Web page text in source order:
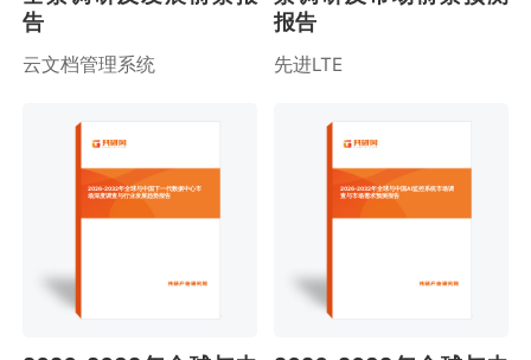
告
云文档管理系统
报告
先进LTE
2026-2032年全球与中国下一代数据中心市
场深度调查与行业发展趋势报告
2026-2032年全球与中国AI监控系统市场调
查与市场需求预测报告